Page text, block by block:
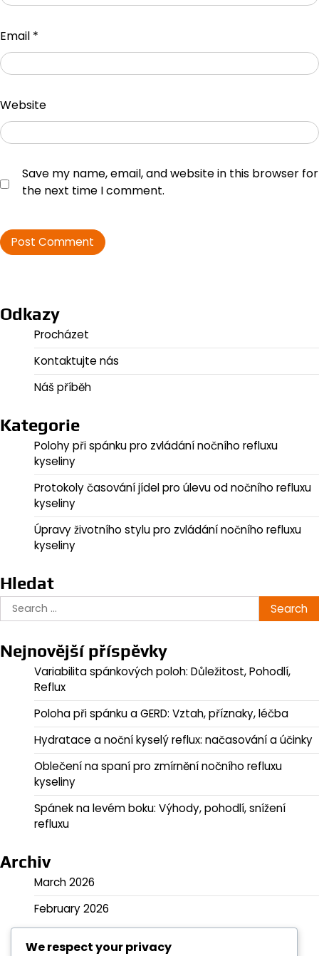
Email *
Website
Save my name, email, and website in this browser for
the next time I comment.
Odkazy
Procházet
Kontaktujte nás
Náš příběh
Kategorie
Polohy při spánku pro zvládání nočního refluxu
kyseliny
Protokoly časování jídel pro úlevu od nočního refluxu
kyseliny
Úpravy životního stylu pro zvládání nočního refluxu
kyseliny
Hledat
Search
for:
Nejnovější příspěvky
Variabilita spánkových poloh: Důležitost, Pohodlí,
Reflux
Poloha při spánku a GERD: Vztah, příznaky, léčba
Hydratace a noční kyselý reflux: načasování a účinky
Oblečení na spaní pro zmírnění nočního refluxu
kyseliny
Spánek na levém boku: Výhody, pohodlí, snížení
refluxu
Archiv
March 2026
February 2026
We respect your privacy